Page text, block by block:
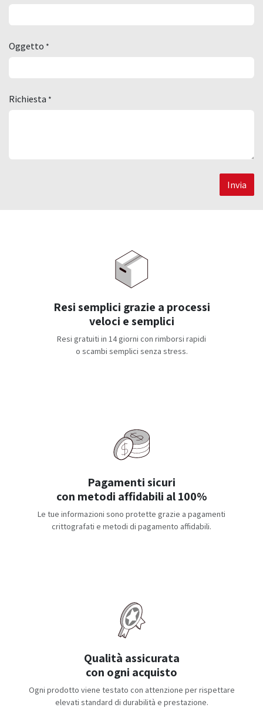
Oggetto *
Richiesta *
Invia
Resi semplici grazie a processi
veloci e semplici
Resi gratuiti in 14 giorni con rimborsi rapidi
o scambi semplici senza stress.
Pagamenti sicuri
con metodi affidabili al 100%
Le tue informazioni sono protette grazie a pagamenti
crittografati e metodi di pagamento affidabili.
Qualità assicurata
con ogni acquisto
Ogni prodotto viene testato con attenzione per rispettare
elevati standard di durabilità e prestazione.